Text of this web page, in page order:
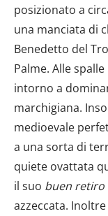
posizionato a
una manciata di
Benedetto del
Palme. Alle
intorno a
marchigiana.
medioevale
a una sorta di
quiete ovattata
il suo buen retiro
azzeccata.